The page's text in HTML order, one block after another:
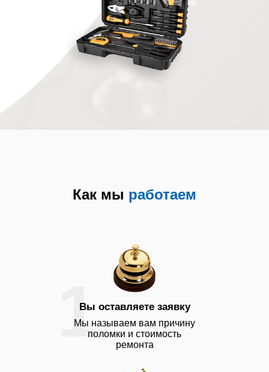
Настя
Очень довольны работой мастера.
присылал фото, что сломано, что
куплено. Конечная цена ремонта
составила 6000
Пётр I
Цены у вас деуствительно добрые,
Как мы работаем
Мы называем вам причину
поломки и стоимость
ремонта
Вы оставляете заявку
1